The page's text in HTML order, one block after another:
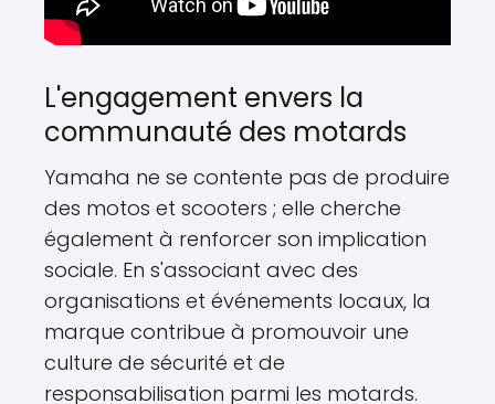
L'engagement envers la
communauté des motards
Yamaha ne se contente pas de produire
des motos et scooters ; elle cherche
également à renforcer son implication
sociale. En s'associant avec des
organisations et événements locaux, la
marque contribue à promouvoir une
culture de sécurité et de
responsabilisation parmi les motards.